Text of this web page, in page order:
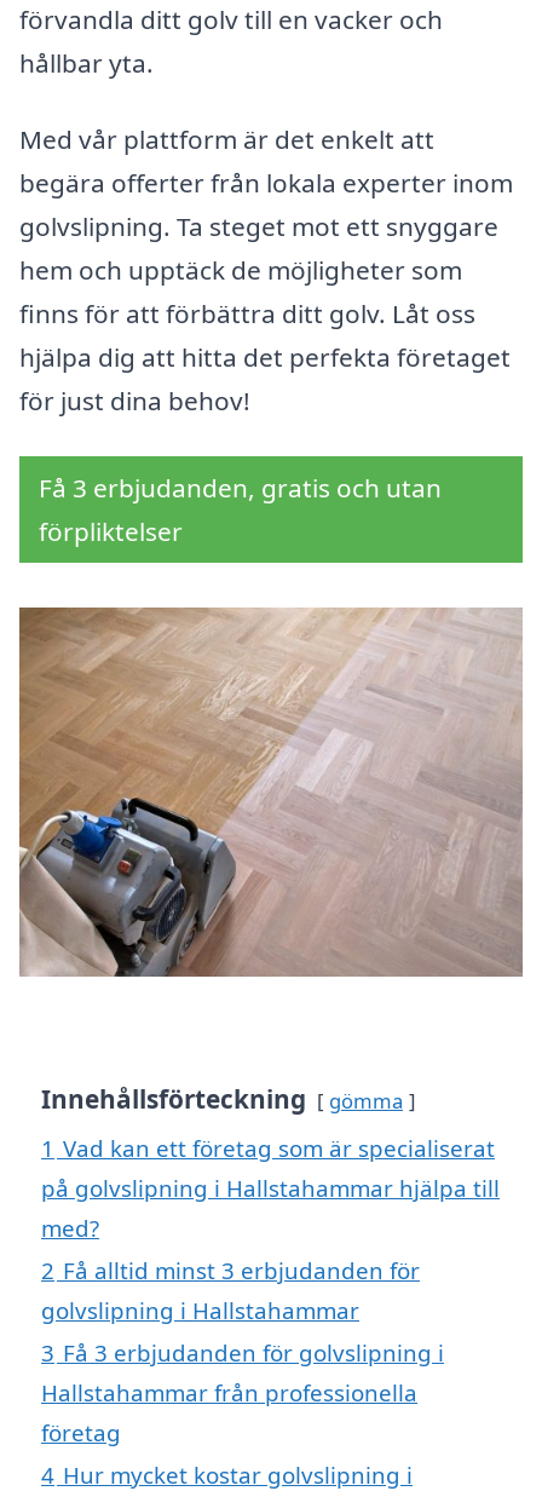
förvandla ditt golv till en vacker och
hållbar yta.
Med vår plattform är det enkelt att
begära offerter från lokala experter inom
golvslipning. Ta steget mot ett snyggare
hem och upptäck de möjligheter som
finns för att förbättra ditt golv. Låt oss
hjälpa dig att hitta det perfekta företaget
för just dina behov!
Få 3 erbjudanden, gratis och utan
förpliktelser
Innehållsförteckning gömma
1 Vad kan ett företag som är specialiserat
på golvslipning i Hallstahammar hjälpa till
med?
2 Få alltid minst 3 erbjudanden för
golvslipning i Hallstahammar
3 Få 3 erbjudanden för golvslipning i
Hallstahammar från professionella
företag
4 Hur mycket kostar golvslipning i